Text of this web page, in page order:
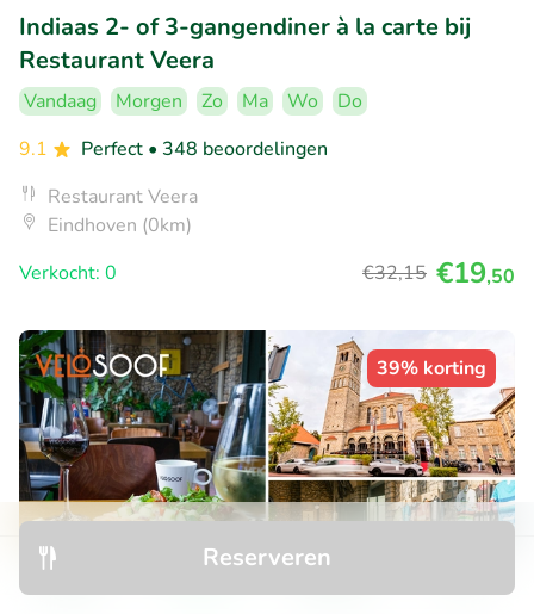
Reserveren
Indiaas 2- of 3-gangendiner à la carte bij
Restaurant Veera
Vandaag Morgen Zo Ma Wo
Do
9.1
Perfect • 348 beoordelingen
Restaurant Veera
Eindhoven (0km)
Verkocht: 0
€32,15 €19,50
39% korting